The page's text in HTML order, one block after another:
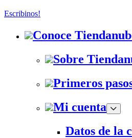
Escribinos!
Conoce
Sobre
Primeros
Mi cuenta
Datos de la